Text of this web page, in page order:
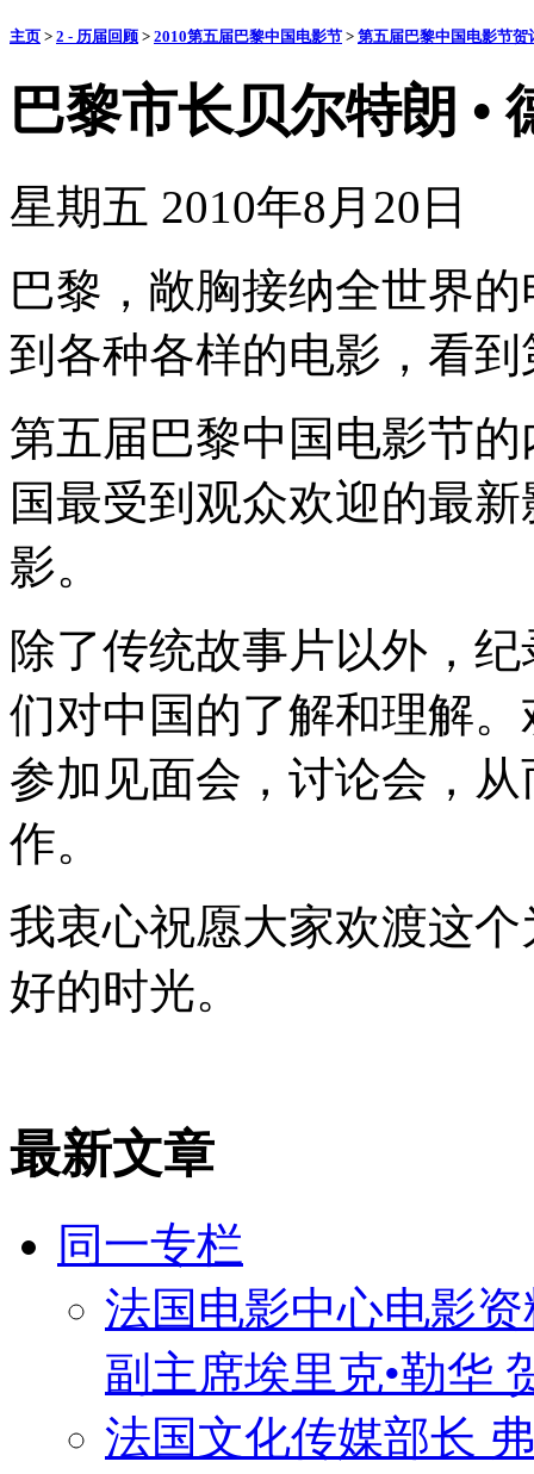
主页 > 2 - 历届回顾 > 2010第五届巴黎中国电影节 > 第五届巴黎中国电影节贺
巴黎市长贝尔特朗 •
星期五 2010年8月20日
巴黎，敞胸接纳全世界
到各种各样的电影，看
第五届巴黎中国电影节
国最受到观众欢迎的最
影。
除了传统故事片以外，
们对中国的了解和理解
参加见面会，讨论会，
作。
我衷心祝愿大家欢渡这
好的时光。
最新文章
同一专栏
法国电影中心电影
副主席埃里克•勒华
法国文化传媒部长